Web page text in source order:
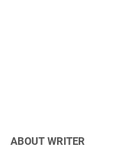
ABOUT WRITER